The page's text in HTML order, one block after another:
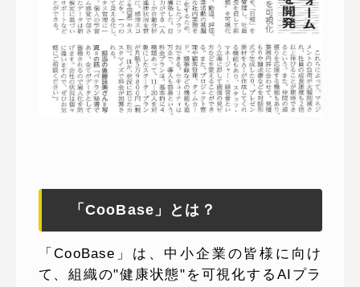
「CooBase」とは？
「CooBase」は、中小企業の皆様に向け
て、組織の"健康状態"を可視化するAIプラ